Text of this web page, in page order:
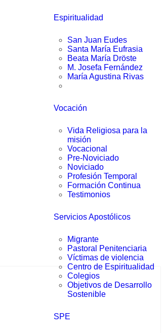
Espiritualidad
San Juan Eudes
Santa María Eufrasia
Beata María Dröste
M. Josefa Fernández
María Agustina Rivas
Vocación
Vida Religiosa para la
misión
Vocacional
Pre-Noviciado
Noviciado
Profesión Temporal
Formación Continua
Testimonios
Servicios Apostólicos
Migrante
Pastoral Penitenciaria
Víctimas de violencia
Centro de Espiritualidad
Colegios
Objetivos de Desarrollo
Sostenible
SPE